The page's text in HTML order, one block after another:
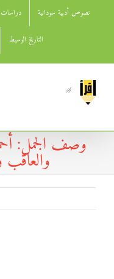
نصوص أدبية سودانية دراسات
التاريخ الوسيط
وصف الجمل: